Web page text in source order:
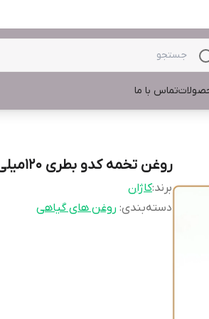
تماس با ما
روغن تخمه کدو بطری 120میلی لیتر کاژان
برند:کاژان
دسته‌بندی: روغن های گیاهی